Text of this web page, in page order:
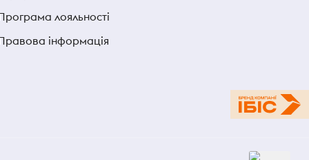
лояльності
інформація